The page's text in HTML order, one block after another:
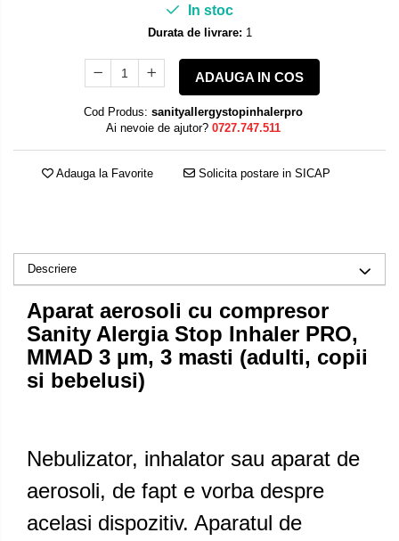
In stoc
Durata de livrare: 1
ADAUGA IN COS
Cod Produs: sanityallergystopinhalerpro
Ai nevoie de ajutor? 0727.747.511
Adauga la Favorite Solicita postare in SICAP
Descriere
Aparat aerosoli cu compresor
Sanity Alergia Stop Inhaler PRO,
MMAD 3 µm, 3 masti (adulti, copii
si bebelusi)
Nebulizator, inhalator sau aparat de
aerosoli, de fapt e vorba despre
acelasi dispozitiv. Aparatul de